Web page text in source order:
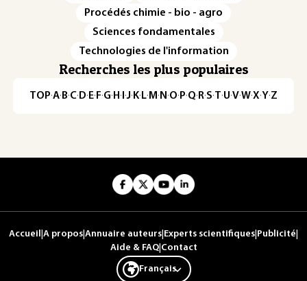
Procédés chimie - bio - agro
Sciences fondamentales
Technologies de l'information
Recherches les plus populaires
TOP·A·B·C· D· E· F·G· H · ·J· K· L· M · N ·O· P·Q· R·S·T·U·V·W·X·Y·Z
Accueil A propos Annuaire auteurs Experts scientifiques Publicité
Aide & FAQ| Contact
Français